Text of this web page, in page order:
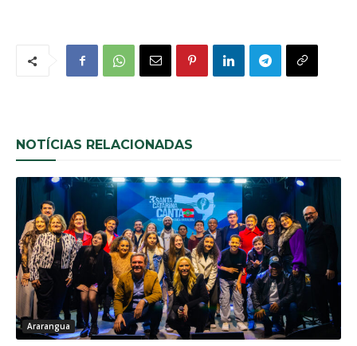
NOTÍCIAS RELACIONADAS
Ararangua